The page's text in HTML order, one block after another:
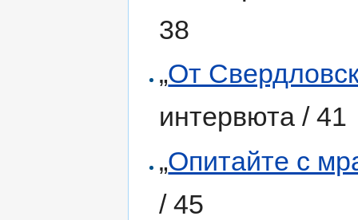
38
„От
интервюта / 41
„Опитайте с
/ 45